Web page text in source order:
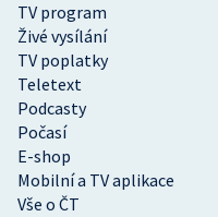
TV program
Živé vysílání
TV poplatky
Teletext
Podcasty
Počasí
E-shop
Mobilní a TV aplikace
Vše o ČT